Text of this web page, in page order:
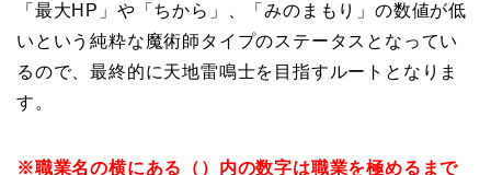
「最大HP」や「ちから」、「みのまもり」の数値が低
いという純粋な魔術師タイプのステータスとなってい
るので、最終的に天地雷鳴士を目指すルートとなりま
す。
※職業名の横にある（）内の数字は職業を極めるまで